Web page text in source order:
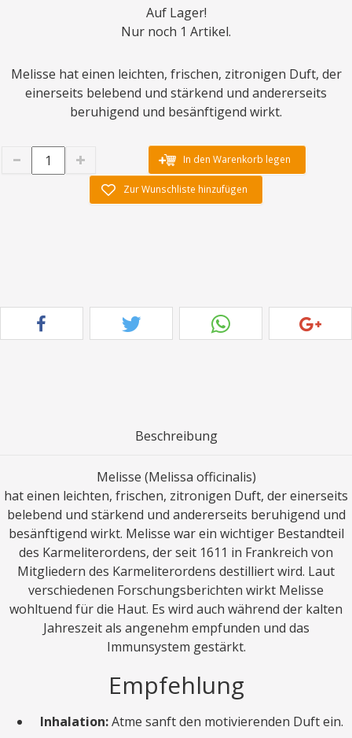
Auf Lager!
Nur noch 1 Artikel.
Melisse hat einen leichten, frischen, zitronigen Duft, der
einerseits belebend und stärkend und andererseits
beruhigend und besänftigend wirkt.
In den Warenkorb legen
Zur Wunschliste hinzufügen
Beschreibung
Melisse (Melissa officinalis)
hat einen leichten, frischen, zitronigen Duft, der einerseits
belebend und stärkend und andererseits beruhigend und
besänftigend wirkt. Melisse war ein wichtiger Bestandteil
des Karmeliterordens, der seit 1611 in Frankreich von
Mitgliedern des Karmeliterordens destilliert wird. Laut
verschiedenen Forschungsberichten wirkt Melisse
wohltuend für die Haut. Es wird auch während der kalten
Jahreszeit als angenehm empfunden und das
Immunsystem gestärkt.
Empfehlung
Inhalation:Atme sanft den motivierenden Duft ein.